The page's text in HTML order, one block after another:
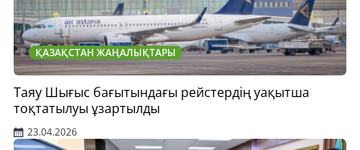
ҚАЗАҚСТАН ЖАҢАЛЫҚТАРЫ
Таяу Шығыс бағытындағы рейстердің уақытша
тоқтатылуы ұзартылды
23.04.2026